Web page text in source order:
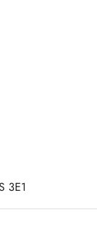
3E1